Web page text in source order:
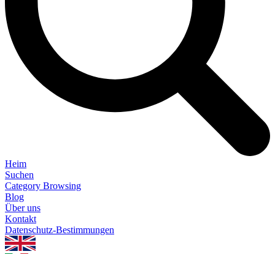
Heim
Suchen
Category Browsing
Blog
Über uns
Kontakt
Datenschutz-Bestimmungen